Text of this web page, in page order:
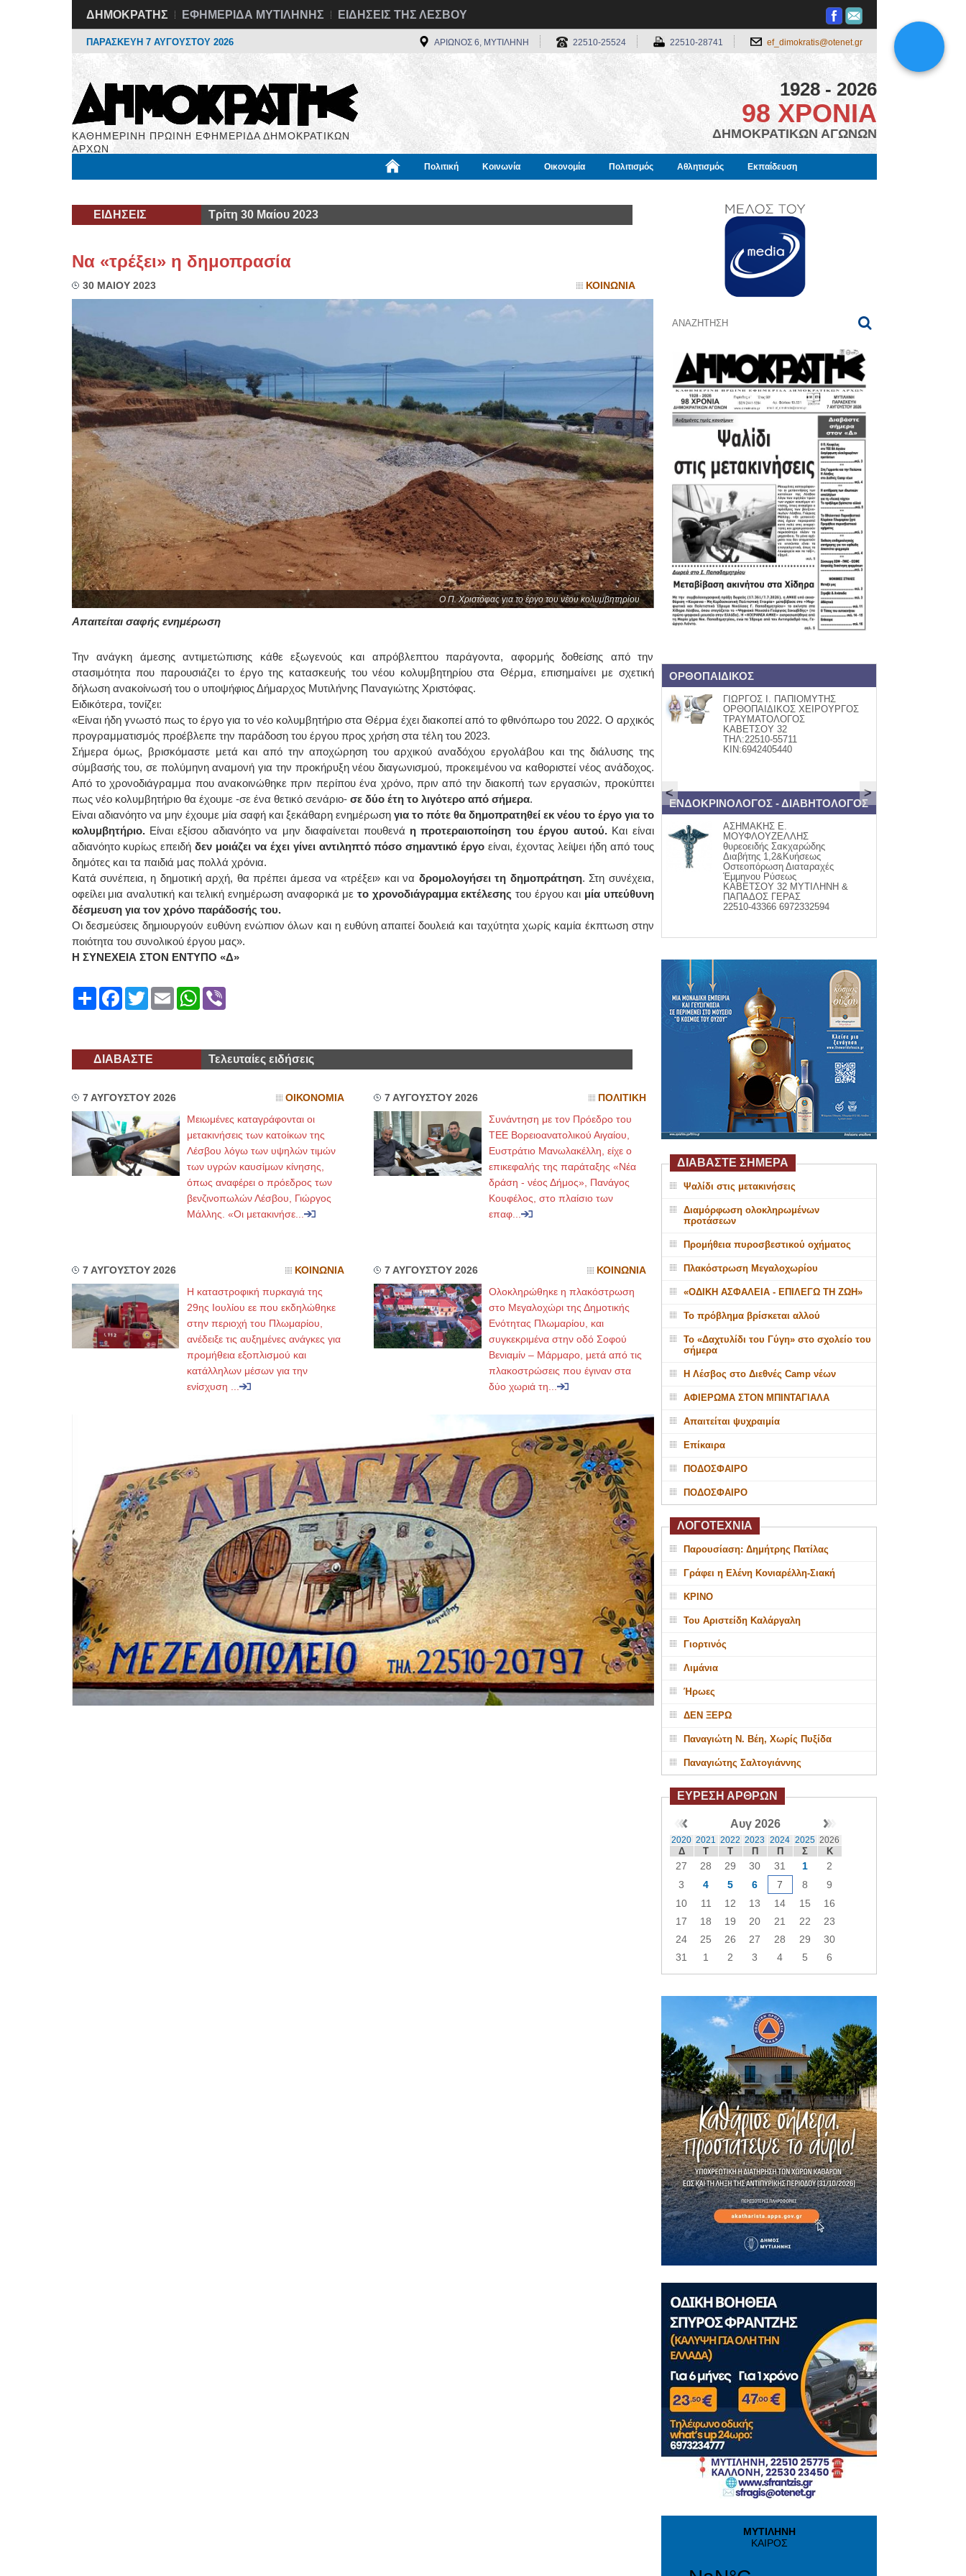
ΔΗΜΟΚΡΑΤΗΣ ΕΦΗΜΕΡΙΔΑ ΜΥΤΙΛΗΝΗΣ ΕΙΔΗΣΕΙΣ ΤΗΣ ΛΕΣΒΟΥ
ΠΑΡΑΣΚΕΥΗ 7 ΑΥΓΟΥΣΤΟΥ 2026 ΑΡΙΩΝΟΣ 6, ΜΥΤΙΛΗΝΗ 22510-25524 22510-28741 ef_dimokratis@otenet.gr
ΚΑΘΗΜΕΡΙΝΗ ΠΡΩΙΝΗ ΕΦΗΜΕΡΙΔΑ ΔΗΜΟΚΡΑΤΙΚΩΝ
ΑΡΧΩΝ
1928 - 2026
98 ΧΡΟΝΙΑ
ΔΗΜΟΚΡΑΤΙΚΩΝ ΑΓΩΝΩΝ
Πολιτική Κοινωνία Οικονομία Πολιτισμός Αθλητισμός Εκπαίδευση
ΕΙΔΗΣΕΙΣ Τρίτη 30 Μαίου 2023
Να «τρέξει» η δημοπρασία
30 ΜΑΙΟΥ 2023 ΚΟΙΝΩΝΙΑ
Ο Π. Χριστόφας για το έργο του νέου κολυμβητηρίου
Απαιτείται σαφής ενημέρωση
Την ανάγκη άμεσης αντιμετώπισης κάθε εξωγενούς και απρόβλεπτου παράγοντα, αφορμής δοθείσης από την
στασιμότητα που παρουσιάζει το έργο της κατασκευής του νέου κολυμβητηρίου στα Θέρμα, επισημαίνει με σχετική
δήλωση ανακοίνωσή του ο υποψήφιος Δήμαρχος Μυτιλήνης Παναγιώτης Χριστόφας.
Ειδικότερα, τονίζει:
«Είναι ήδη γνωστό πως το έργο για το νέο κολυμβητήριο στα Θέρμα έχει διακοπεί από το φθινόπωρο του 2022. Ο αρχικός
προγραμματισμός προέβλεπε την παράδοση του έργου προς χρήση στα τέλη του 2023.
Σήμερα όμως, βρισκόμαστε μετά και από την αποχώρηση του αρχικού αναδόχου εργολάβου και της διάλυσης της
σύμβασής του, σε πολύμηνη αναμονή για την προκήρυξη νέου διαγωνισμού, προκειμένου να καθοριστεί νέος ανάδοχος.
Από το χρονοδιάγραμμα που ανακοινώθηκε πριν περίπου ένα χρόνο, πριν από την διακοπή των εργασιών, προκύπτει
πως νέο κολυμβητήριο θα έχουμε -σε ένα θετικό σενάριο- σε δύο έτη το λιγότερο από σήμερα.
Είναι αδιανόητο να μην έχουμε μία σαφή και ξεκάθαρη ενημέρωση για το πότε θα δημοπρατηθεί εκ νέου το έργο για το
κολυμβητήριο.Είναι εξίσου αδιανόητο να μην διαφαίνεται πουθενά η προτεραιοποίηση του έργου αυτού.Και είναι
αδιανόητο κυρίως επειδήδεν μοιάζει να έχει γίνει αντιληπτό πόσο σημαντικό έργο είναι, έχοντας λείψει ήδη από τους
δημότες και τα παιδιά μας πολλά χρόνια.
Κατά συνέπεια, η δημοτική αρχή, θα πρέπει άμεσα να «τρέξει» και να δρομολογήσει τη δημοπράτηση. Στη συνέχεια,
οφείλει μια αναλυτική και τελική ενημέρωση αναφορικά με το χρονοδιάγραμμα εκτέλεσης του έργου και μία υπεύθυνη
δέσμευση για τον χρόνο παράδοσής του.
Οι δεσμεύσεις δημιουργούν ευθύνη ενώπιον όλων και η ευθύνη απαιτεί δουλειά και ταχύτητα χωρίς καμία έκπτωση στην
ποιότητα του συνολικού έργου μας».
Η ΣΥΝΕΧΕΙΑ ΣΤΟΝ ΕΝΤΥΠΟ «Δ»
ShareFacebook
TwitterEmailWhatsApp
Viber
ΔΙΑΒΑΣΤΕ Τελευταίες ειδήσεις
7 ΑΥΓΟΥΣΤΟΥ 2026 ΟΙΚΟΝΟΜΙΑ
Μειωμένες καταγράφονται οι
μετακινήσεις των κατοίκων της
Λέσβου λόγω των υψηλών τιμών
των υγρών καυσίμων κίνησης,
όπως αναφέρει ο πρόεδρος των
βενζινοπωλών Λέσβου, Γιώργος
Μάλλης. «Οι μετακινήσε...
7 ΑΥΓΟΥΣΤΟΥ 2026 ΠΟΛΙΤΙΚΗ
Συνάντηση με τον Πρόεδρο του
ΤΕΕ Βορειοανατολικού Αιγαίου,
Ευστράτιο Μανωλακέλλη, είχε ο
επικεφαλής της παράταξης «Νέα
δράση - νέος Δήμος», Πανάγος
Κουφέλος, στο πλαίσιο των
επαφ...
7 ΑΥΓΟΥΣΤΟΥ 2026 ΚΟΙΝΩΝΙΑ
Η καταστροφική πυρκαγιά της
29ης Ιουλίου εε που εκδηλώθηκε
στην περιοχή του Πλωμαρίου,
ανέδειξε τις αυξημένες ανάγκες για
προμήθεια εξοπλισμού και
κατάλληλων μέσων για την
ενίσχυση ...
7 ΑΥΓΟΥΣΤΟΥ 2026 ΚΟΙΝΩΝΙΑ
Ολοκληρώθηκε η πλακόστρωση
στο Μεγαλοχώρι της Δημοτικής
Ενότητας Πλωμαρίου, και
συγκεκριμένα στην οδό Σοφού
Βενιαμίν – Μάρμαρο, μετά από τις
πλακοστρώσεις που έγιναν στα
δύο χωριά τη...
>
<
ΙΩΑΝΝΗΣ Α. ΜΑΛΛΙΑΣ
Διδάκτωρ Ιατρικής Σχολής
Πανεπιστημίου Αθηνών
τηλ:210-9320215
Καβέτσου 10, Μυτιλήνη, τηλ:
2251038065
Χειρουργός Ωτορινολαρυγγολόγος
Έλενα Μπούμπα
Στρατιωτικός Ιατρός
Διδ.Παν.Αθηνών
2102467085 & 6938502258
email- elenboumpa@gmail.com
ΟΡΘΟΠΑΙΔΙΚΟΣ
ΓΙΩΡΓΟΣ Ι. ΠΑΠΙΟΜΥΤΗΣ
ΟΡΘΟΠΑΙΔΙΚΟΣ ΧΕΙΡΟΥΡΓΟΣ
ΤΡΑΥΜΑΤΟΛΟΓΟΣ
ΚΑΒΕΤΣΟΥ 32
ΤΗΛ:22510-55711
ΚΙΝ:6942405440
ΕΝΔΟΚΡΙΝΟΛΟΓΟΣ - ΔΙΑΒΗΤΟΛΟΓΟΣ
ΑΣΗΜΑΚΗΣ Ε.
ΜΟΥΦΛΟΥΖΕΛΛΗΣ
θυρεοειδής Σακχαρώδης
Διαβήτης 1,2&Κυήσεως
Οστεοπόρωση Διαταραχές
Έμμηνου Ρύσεως
ΚΑΒΕΤΣΟΥ 32 ΜΥΤΙΛΗΝΗ &
ΠΑΠΑΔΟΣ ΓΕΡΑΣ
22510-43366 6972332594
ΔΙΑΒΑΣΤΕ ΣΗΜΕΡΑ
Ψαλίδι στις μετακινήσεις
Διαμόρφωση ολοκληρωμένων
προτάσεων
Προμήθεια πυροσβεστικού οχήματος
Πλακόστρωση Μεγαλοχωρίου
«ΟΔΙΚΗ ΑΣΦΑΛΕΙΑ - ΕΠΙΛΕΓΩ ΤΗ ΖΩΗ»
Το πρόβλημα βρίσκεται αλλού
Το «Δαχτυλίδι του Γύγη» στο σχολείο του
σήμερα
Η Λέσβος στο Διεθνές Camp νέων
ΑΦΙΕΡΩΜΑ ΣΤΟΝ ΜΠΙΝΤΑΓΙΑΛΑ
Απαιτείται ψυχραιμία
Επίκαιρα
ΠΟΔΟΣΦΑΙΡΟ
ΠΟΔΟΣΦΑΙΡΟ
ΛΟΓΟΤΕΧΝΙΑ
Παρουσίαση: Δημήτρης Πατίλας
Γράφει η Ελένη Κονιαρέλλη-Σιακή
ΚΡΙΝΟ
Του Αριστείδη Καλάργαλη
Γιορτινός
Λιμάνια
Ήρωες
ΔΕΝ ΞΕΡΩ
Παναγιώτη Ν. Βέη, Χωρίς Πυξίδα
Παναγιώτης Σαλτογιάννης
ΕΥΡΕΣΗ ΑΡΘΡΩΝ
Αυγ 2026
2020 2021 2022 2023 2024 2025 2026
Δ Τ Τ Π Π Σ Κ
27 28 29 30 31 1
2
3
4 5 6 7 8
9
10
11 12 13 14 15
16
17
18 19 20 21 22
23
24
25 26 27 28 29
30
31
1 2 3 4 5 6